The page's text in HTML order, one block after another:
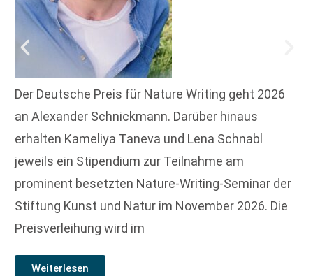
Der Deutsche Preis für Nature Writing geht 2026
an Alexander Schnickmann. Darüber hinaus
erhalten Kameliya Taneva und Lena Schnabl
jeweils ein Stipendium zur Teilnahme am
prominent besetzten Nature-Writing-Seminar der
Stiftung Kunst und Natur im November 2026. Die
Preisverleihung wird im
Weiterlesen